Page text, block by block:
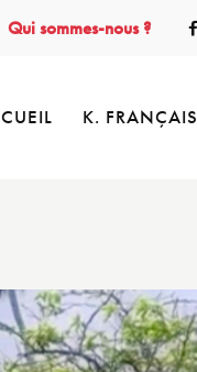
Qui sommes-nous ?
K. FRANÇAIS